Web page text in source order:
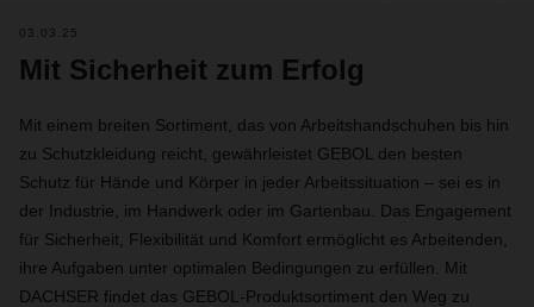
03.03.25
Mit Sicherheit zum Erfolg
Mit einem breiten Sortiment, das von Arbeitshandschuhen bis hin
zu Schutzkleidung reicht, gewährleistet GEBOL den besten
Schutz für Hände und Körper in jeder Arbeitssituation – sei es in
der Industrie, im Handwerk oder im Gartenbau. Das Engagement
für Sicherheit, Flexibilität und Komfort ermöglicht es Arbeitenden,
ihre Aufgaben unter optimalen Bedingungen zu erfüllen. Mit
DACHSER findet das GEBOL-Produktsortiment den Weg zu